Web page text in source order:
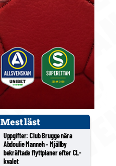
Mest läst
Uppgifter: Club Brugge nära
Abdoulie Manneh – Mjällby
bekräftade flyttplaner efter CL-
kvalet